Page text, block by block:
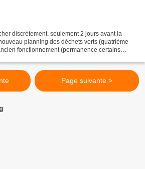
discrètement, seulement 2 jours avant la
planning des déchets verts (quatrième
fonctionnement (permanence certains
Page suivante >